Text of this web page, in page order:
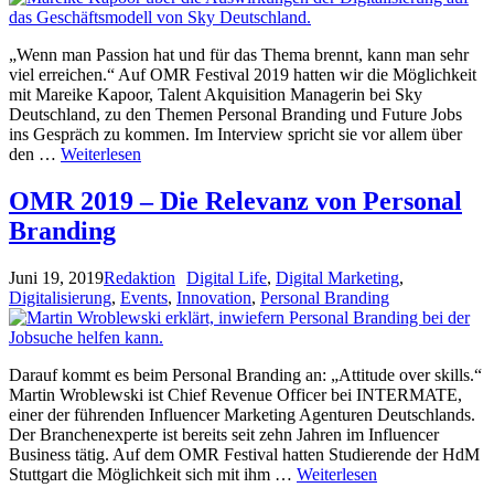
„Wenn man Passion hat und für das Thema brennt, kann man sehr
viel erreichen.“ Auf OMR Festival 2019 hatten wir die Möglichkeit
mit Mareike Kapoor, Talent Akquisition Managerin bei Sky
Deutschland, zu den Themen Personal Branding und Future Jobs
ins Gespräch zu kommen. Im Interview spricht sie vor allem über
den … Weiterlesen
OMR 2019 – Die Relevanz von Personal
Branding
Juni 19, 2019Redaktion Digital Life, Digital Marketing,
Digitalisierung, Events, Innovation, Personal Branding
Darauf kommt es beim Personal Branding an: „Attitude over skills.“
Martin Wroblewski ist Chief Revenue Officer bei INTERMATE,
einer der führenden Influencer Marketing Agenturen Deutschlands.
Der Branchenexperte ist bereits seit zehn Jahren im Influencer
Business tätig. Auf dem OMR Festival hatten Studierende der HdM
Stuttgart die Möglichkeit sich mit ihm … Weiterlesen